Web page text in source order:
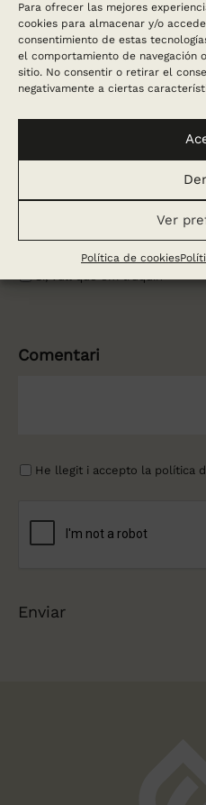
Para ofrecer las mejores
cookies para almacenar y/o
consentimiento de estas
el comportamiento de navegación
sitio. No consentir o retirar el
negativamente a ciertas
Ver
Política de cookies
Nom*
Telèfon*
Email*
Comentari
He llegit i accepto la política